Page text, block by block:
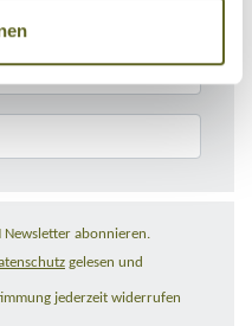
Newsletter abonnieren.
gelesen und
jederzeit widerrufen